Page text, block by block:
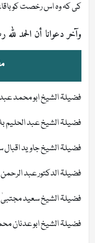
کی کہ وہ اس رخصت کو
وآخر دعوانا أن الحمد لله
فضیلۃ الشیخ ابو محمد
فضیلۃ الشیخ عبد الحلیم
فضیلۃ الشیخ جاوید اقبال
فضیلۃ الدکتور عبد
فضیلۃ الشیخ سعید
فضیلۃ الشیخ ابو عدنان